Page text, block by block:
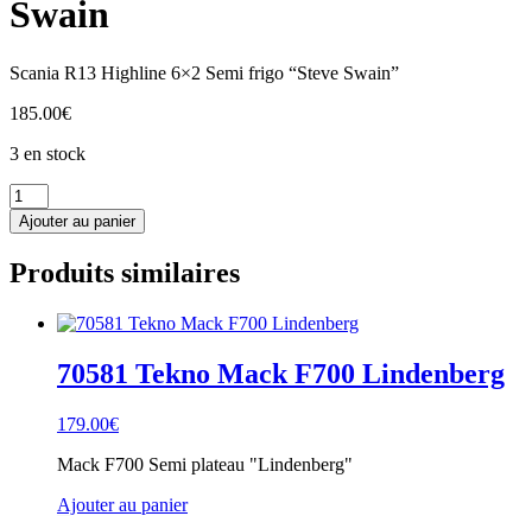
Swain
Scania R13 Highline 6×2 Semi frigo “Steve Swain”
185.00€
3 en stock
quantité
de
85728
Scania
Steve
Ajouter au panier
Produits similaires
70581 Tekno Mack F700 Lindenberg
179.00€
Mack F700 Semi plateau "Lindenberg"
Ajouter au panier